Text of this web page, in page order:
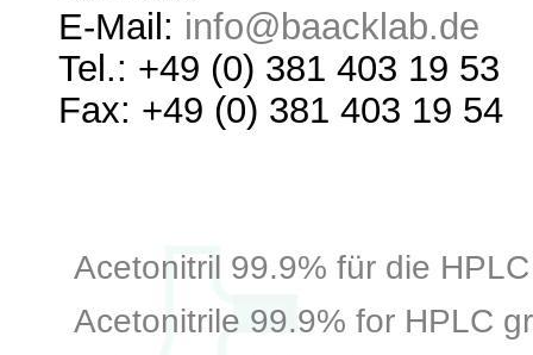
E-Mail: info@baacklab.de
Tel.: +49 (0) 381 403 19 53
Fax: +49 (0) 381 403 19 54
Acetonitril 99.9% für die
Acetonitrile 99.9% for HPLC